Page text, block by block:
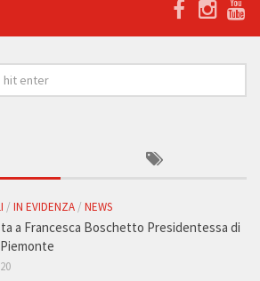
/ IN EVIDENZA / NEWS
a Francesca Boschetto Presidentessa di